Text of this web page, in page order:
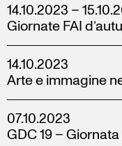
14.10.2023 –
Giornate FAI
14.10.2023
Arte e immagine
07.10.2023
GDC 19 –